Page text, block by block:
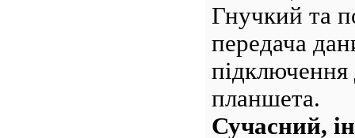
Гнучкий та
передача
планшета.
Сучасний,